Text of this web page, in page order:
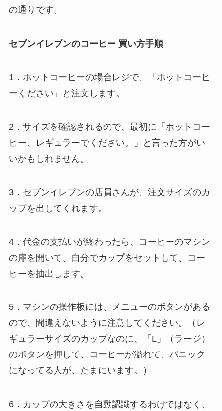
の通りです。
セブンイレブンのコーヒー 買い方手順
1．ホットコーヒーの場合レジで、「ホットコーヒ
ーください」と注文します。
2．サイズを確認されるので、最初に「ホットコー
ヒー、レギュラーでください。」と言った方がい
いかもしれません。
3．セブンイレブンの店員さんが、注文サイズのカ
ップを出してくれます。
4．代金の支払いが終わったら、コーヒーのマシン
の扉を開いて、自分でカップをセットして、コー
ヒーを抽出します。
5．マシンの操作板には、メニューのボタンがある
ので、間違えないように注意してください。（レ
ギュラーサイズのカップなのに、「L」（ラージ）
のボタンを押して、コーヒーが溢れて、パニック
になってる人が、たまにいます。）
6．カップの大きさを自動認識するわけではなく、